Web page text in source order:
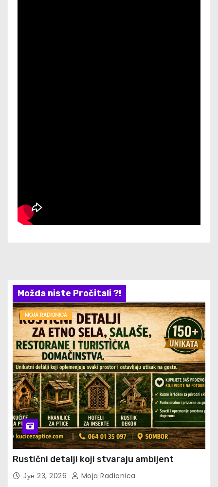
Možda niste Pročitali ?!
MOJA RADIONICA
Rustični detalji koji stvaraju ambijent
Јун 23, 2026 Moja Radionica